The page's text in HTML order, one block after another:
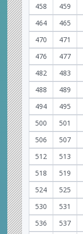
458 459
464
465
470
471
476
477
482
483
488
489
494
495
500
501
506
507
512
513
518
519
524
525
530
531
536
537